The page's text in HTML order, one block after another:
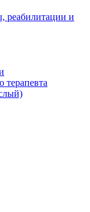
реабилитации и
терапевта